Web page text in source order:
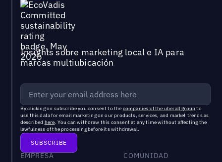
Insights sobre marketing local e IA para
marcas multiubicación
By clicking on subscribe you consent to the companies of the uberall groupto
use this data for email marketing on our products, services, and market trends as
described here. You can withdraw this consent at any time without affecting the
lawfulness of the processing before its withdrawal.
EMPRESA
COMUNIDAD